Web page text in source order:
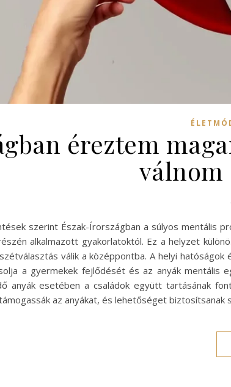
éreztem
válnom
szerint Észak-Írországban a súlyos mentális
alkalmazott gyakorlatoktól. Ez a helyzet
válik a középpontba. A helyi
a gyermekek fejlődését és az anyák mentális
anyák esetében a családok együtt tartásának
az anyákat, és lehetőséget biztosítsanak